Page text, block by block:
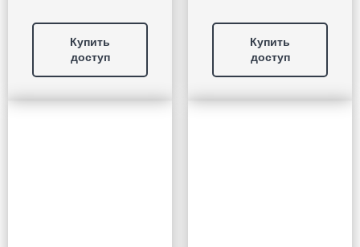
Купить
доступ
Купить
доступ